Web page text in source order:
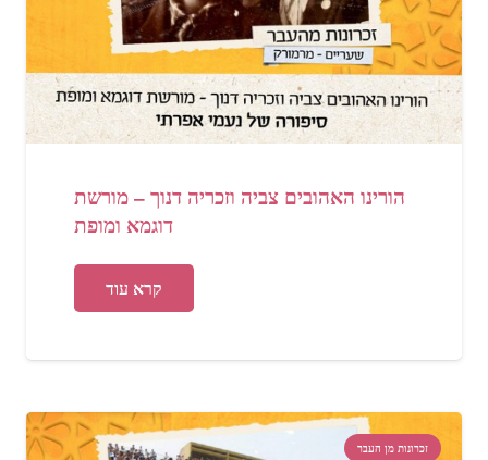
הורינו האהובים צביה וזכריה דנוך – מורשת
דוגמא ומופת
קרא עוד
זכרונות מן העבר